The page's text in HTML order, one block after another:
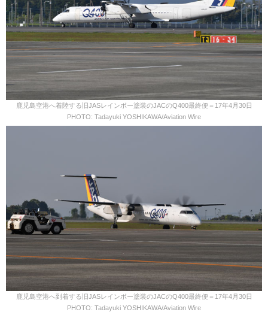
鹿児島空港へ着陸する旧JASレインボー塗装のJACのQ400最終便＝17年4月30日
PHOTO: Tadayuki YOSHIKAWA/Aviation Wire
鹿児島空港へ到着する旧JASレインボー塗装のJACのQ400最終便＝17年4月30日
PHOTO: Tadayuki YOSHIKAWA/Aviation Wire